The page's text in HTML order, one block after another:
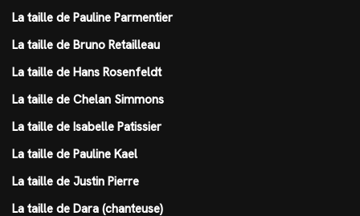
La taille de Pauline Parmentier
La taille de Bruno Retailleau
La taille de Hans Rosenfeldt
La taille de Chelan Simmons
La taille de Isabelle Patissier
La taille de Pauline Kael
La taille de Justin Pierre
La taille de Dara (chanteuse)